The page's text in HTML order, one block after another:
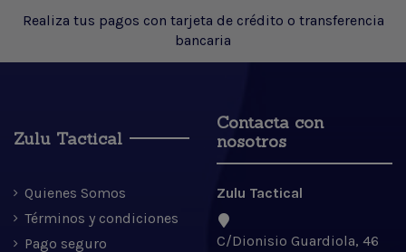
Realiza tus pagos con tarjeta de crédito o transferencia
bancaria
Zulu Tactical
Quienes Somos
Términos y condiciones
Pago seguro
Contacta con
nosotros
Zulu Tactical
C/Dionisio Guardiola, 46